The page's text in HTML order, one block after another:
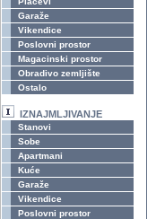
Garaže
Vikendice
Poslovni prostor
Magacinski prostor
Obradivo zemljište
Ostalo
IZNAJMLJIVANJE
Stanovi
Sobe
Apartmani
Kuće
Garaže
Vikendice
Poslovni prostor